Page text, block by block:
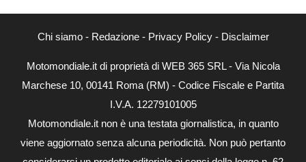
Chi siamo- Redazione- Privacy Policy- Disclaimer
Motomondiale.it di proprietà di WEB 365 SRL - Via Nicola
Marchese 10, 00141 Roma (RM) - Codice Fiscale e Partita
I.V.A. 12279101005
Motomondiale.it non è una testata giornalistica, in quanto
viene aggiornato senza alcuna periodicità. Non può pertanto